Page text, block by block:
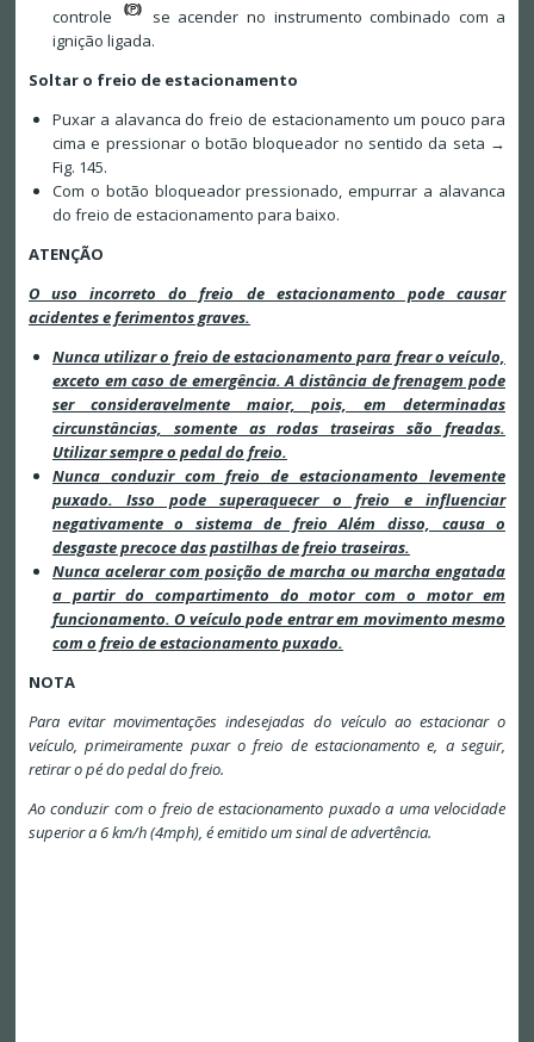
controle
se acender no instrumento combinado com a
ignição ligada.
Soltar o freio de estacionamento
Puxar a alavanca do freio de estacionamento um pouco para
cima e pressionar o botão bloqueador no sentido da seta →
Fig. 145.
Com o botão bloqueador pressionado, empurrar a alavanca
do freio de estacionamento para baixo.
ATENÇÃO
O uso incorreto do freio de estacionamento pode causar
acidentes e ferimentos graves.
Nunca utilizar o freio de estacionamento para frear o veículo,
exceto em caso de emergência. A distância de frenagem pode
ser consideravelmente maior, pois, em determinadas
circunstâncias, somente as rodas traseiras são freadas.
Utilizar sempre o pedal do freio.
Nunca conduzir com freio de estacionamento levemente
puxado. Isso pode superaquecer o freio e influenciar
negativamente o sistema de freio Além disso, causa o
desgaste precoce das pastilhas de freio traseiras.
Nunca acelerar com posição de marcha ou marcha engatada
a partir do compartimento do motor com o motor em
funcionamento. O veículo pode entrar em movimento mesmo
com o freio de estacionamento puxado.
NOTA
Para evitar movimentações indesejadas do veículo ao estacionar o
veículo, primeiramente puxar o freio de estacionamento e, a seguir,
retirar o pé do pedal do freio.
Ao conduzir com o freio de estacionamento puxado a uma velocidade
superior a 6 km/h (4mph), é emitido um sinal de advertência.